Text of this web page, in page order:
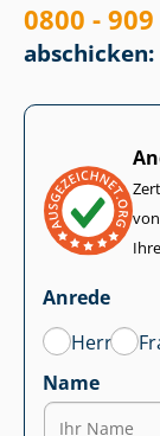
0800 -
abschicken:
Anrede
Herr
Name